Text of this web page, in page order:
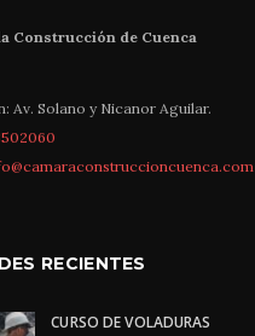
Construcción de Cuenca
Av. Solano y Nicanor Aguilar.
RECIENTES
CURSO DE VOLADURAS